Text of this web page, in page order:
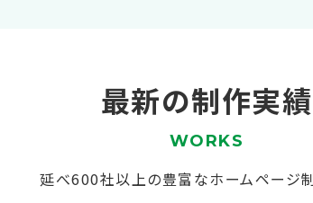
最新の制作実績
WORKS
延べ600社以上の豊富なホームページ